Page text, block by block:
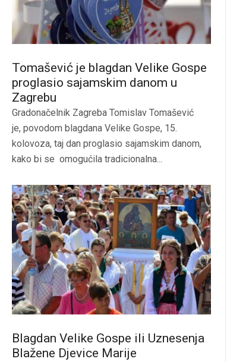
Tomašević je blagdan Velike Gospe
proglasio sajamskim danom u
Zagrebu
Gradonačelnik Zagreba Tomislav Tomašević
je, povodom blagdana Velike Gospe, 15.
kolovoza, taj dan proglasio sajamskim danom,
kako bi se omogućila tradicionalna...
Blagdan Velike Gospe ili Uznesenja
Blažene Djevice Marije